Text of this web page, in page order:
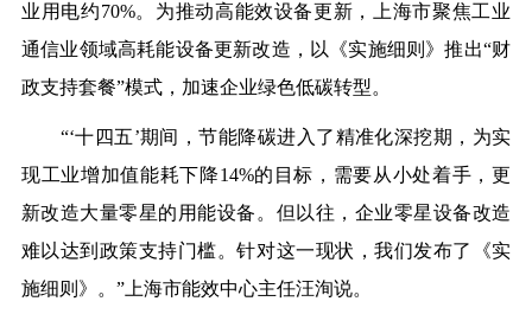
业用电约70%。为推动高能效设备更新，上海市聚焦工业
通信业领域高耗能设备更新改造，以《实施细则》推出“财
政支持套餐”模式，加速企业绿色低碳转型。
“‘十四五’期间，节能降碳进入了精准化深挖期，为实
现工业增加值能耗下降14%的目标，需要从小处着手，更
新改造大量零星的用能设备。但以往，企业零星设备改造
难以达到政策支持门槛。针对这一现状，我们发布了《实
施细则》。”上海市能效中心主任汪洵说。